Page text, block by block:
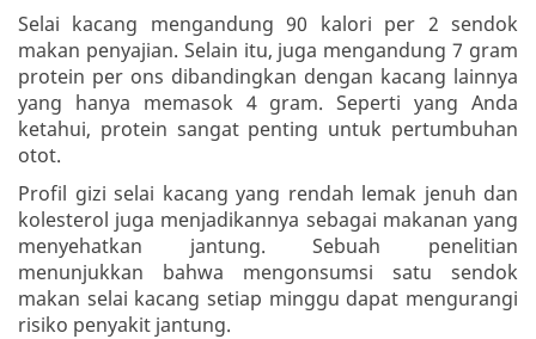
Selai kacang mengandung 90 kalori per 2 sendok
makan penyajian. Selain itu, juga mengandung 7 gram
protein per ons dibandingkan dengan kacang lainnya
yang hanya memasok 4 gram. Seperti yang Anda
ketahui, protein sangat penting untuk pertumbuhan
otot.
Profil gizi selai kacang yang rendah lemak jenuh dan
kolesterol juga menjadikannya sebagai makanan yang
menyehatkan jantung. Sebuah penelitian
menunjukkan bahwa mengonsumsi satu sendok
makan selai kacang setiap minggu dapat mengurangi
risiko penyakit jantung.